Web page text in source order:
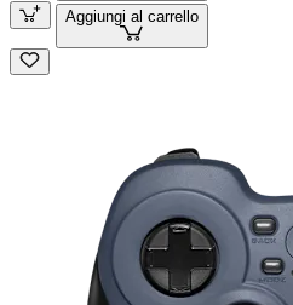
Aggiungi al carrello